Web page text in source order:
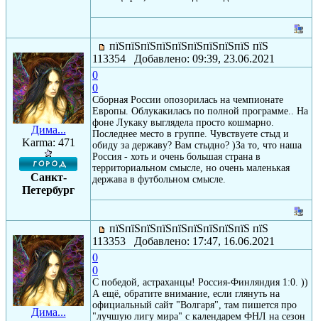
Дима...
Karma: 471
Санкт-
Петербург
пїЅпїЅпїЅпїЅпїЅпїЅпїЅпїЅпїЅ пїЅ
113354 Добавлено: 09:39, 23.06.2021
0
0
Сборная России опозорилась на чемпионате
Европы. Облукакилась по полной программе.. На
фоне Лукаку выглядела просто кошмарно.
Последнее место в группе. Чувствуете стыд и
обиду за державу? Вам стыдно? )За то, что наша
Россия - хоть и очень большая страна в
территориальном смысле, но очень маленькая
держава в футбольном смысле.
Дима...
пїЅпїЅпїЅпїЅпїЅпїЅпїЅпїЅпїЅ пїЅ
113353 Добавлено: 17:47, 16.06.2021
0
0
С победой, астраханцы! Россия-Финляндия 1:0. ))
А ещё, обратите внимание, если глянуть на
официальный сайт "Волгаря", там пишется про
"лучшую лигу мира" с календарем ФНЛ на сезон